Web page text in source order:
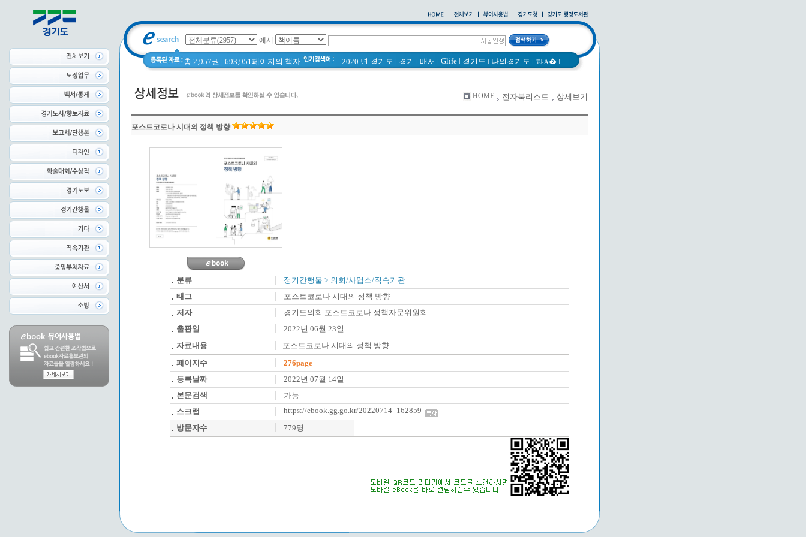
에서
총 2,957권 | 693,951페이지의 책자 2020 년 경기도 | 경기 | 배서 | Glife | 경기도 | 나의경기도 | 과A� |
2021 경기도 공동주택 품질점검 사례집|
바른공동주택관리 매뉴얼|통계연보|경기도 바로알기|
공동주택|국토의 계획 및 이용에 관한 법률_질의 회신 사례집|
HOME 전자북리스트 상세보기
포스트코로나 시대의 정책 방향
분류 정기간행물 > 의회/사업소/직속기관
태그
포스트코로나 시대의 정책 방향
저자
경기도의회 포스트코로나 정책자문위원회
출판일
2022년 06월 23일
자료내용
포스트코로나 시대의 정책 방향
페이지수
276page
등록날짜
2022년 07월 14일
본문검색
가능
스크랩
https://ebook.gg.go.kr/20220714_162859
방문자수
779명